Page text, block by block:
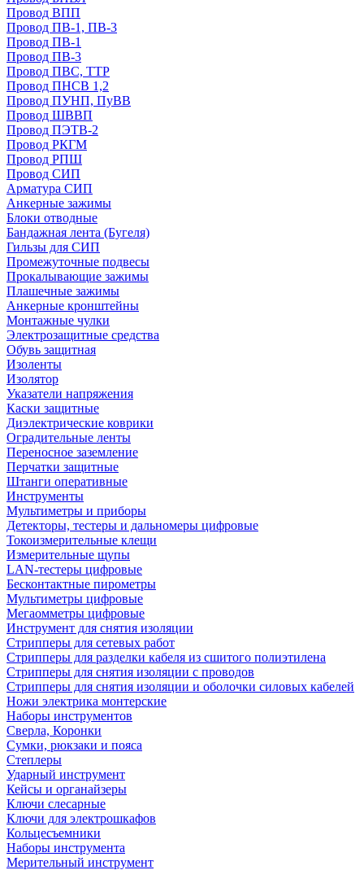
Провод ВПП
Провод ПВ-1, ПВ-3
Провод ПВ-1
Провод ПВ-3
Провод ПВС, ТТР
Провод ПНСВ 1,2
Провод ПУНП, ПуВВ
Провод ШВВП
Провод ПЭТВ-2
Провод РКГМ
Провод РПШ
Провод СИП
Арматура СИП
Анкерные зажимы
Блоки отводные
Бандажная лента (Бугеля)
Гильзы для СИП
Промежуточные подвесы
Прокалывающие зажимы
Плашечные зажимы
Анкерные кронштейны
Монтажные чулки
Электрозащитные средства
Обувь защитная
Изоленты
Изолятор
Указатели напряжения
Каски защитные
Диэлектрические коврики
Оградительные ленты
Переносное заземление
Перчатки защитные
Штанги оперативные
Инструменты
Мультиметры и приборы
Детекторы, тестеры и дальномеры цифровые
Токоизмерительные клещи
Измерительные щупы
LAN-тестеры цифровые
Бесконтактные пирометры
Мультиметры цифровые
Мегаомметры цифровые
Инструмент для снятия изоляции
Стрипперы для сетевых работ
Стрипперы для разделки кабеля из сшитого полиэтилена
Cтрипперы для снятия изоляции с проводов
Стрипперы для снятия изоляции и оболочки силовых кабелей
Ножи электрика монтерские
Наборы инструментов
Сверла, Коронки
Сумки, рюкзаки и пояса
Степлеры
Ударный инструмент
Кейсы и органайзеры
Ключи слесарные
Ключи для электрошкафов
Кольцесъемники
Наборы инструмента
Мерительный инструмент